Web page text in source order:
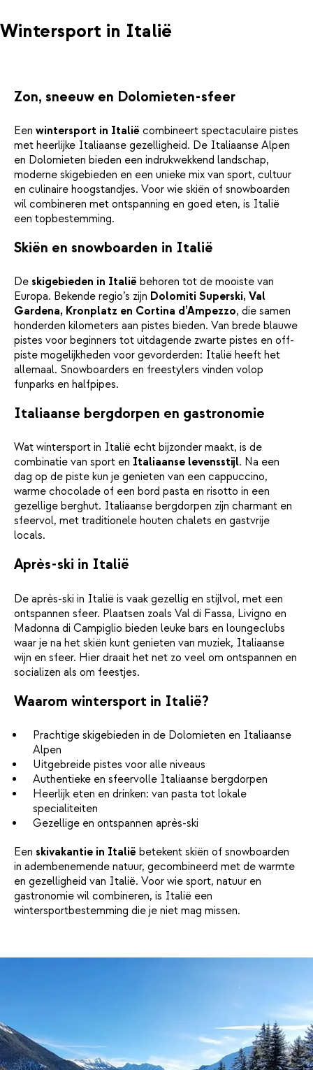
Wintersport in Italië
Zon, sneeuw en Dolomieten-sfeer
Een wintersport in Italië combineert spectaculaire pistes
met heerlijke Italiaanse gezelligheid. De Italiaanse Alpen
en Dolomieten bieden een indrukwekkend landschap,
moderne skigebieden en een unieke mix van sport, cultuur
en culinaire hoogstandjes. Voor wie skiën of snowboarden
wil combineren met ontspanning en goed eten, is Italië
een topbestemming.
Skiën en snowboarden in Italië
De skigebieden in Italië behoren tot de mooiste van
Europa. Bekende regio’s zijn Dolomiti Superski, Val
Gardena, Kronplatz en Cortina d’Ampezzo, die samen
honderden kilometers aan pistes bieden. Van brede blauwe
pistes voor beginners tot uitdagende zwarte pistes en off-
piste mogelijkheden voor gevorderden: Italië heeft het
allemaal. Snowboarders en freestylers vinden volop
funparks en halfpipes.
Italiaanse bergdorpen en gastronomie
Wat wintersport in Italië echt bijzonder maakt, is de
combinatie van sport en Italiaanse levensstijl. Na een
dag op de piste kun je genieten van een cappuccino,
warme chocolade of een bord pasta en risotto in een
gezellige berghut. Italiaanse bergdorpen zijn charmant en
sfeervol, met traditionele houten chalets en gastvrije
locals.
Après-ski in Italië
De après-ski in Italië is vaak gezellig en stijlvol, met een
ontspannen sfeer. Plaatsen zoals Val di Fassa, Livigno en
Madonna di Campiglio bieden leuke bars en loungeclubs
waar je na het skiën kunt genieten van muziek, Italiaanse
wijn en sfeer. Hier draait het net zo veel om ontspannen en
socializen als om feestjes.
Waarom wintersport in Italië?
Prachtige skigebieden in de Dolomieten en Italiaanse
Alpen
Uitgebreide pistes voor alle niveaus
Authentieke en sfeervolle Italiaanse bergdorpen
Heerlijk eten en drinken: van pasta tot lokale
specialiteiten
Gezellige en ontspannen après-ski
Een skivakantie in Italië betekent skiën of snowboarden
in adembenemende natuur, gecombineerd met de warmte
en gezelligheid van Italië. Voor wie sport, natuur en
gastronomie wil combineren, is Italië een
wintersportbestemming die je niet mag missen.